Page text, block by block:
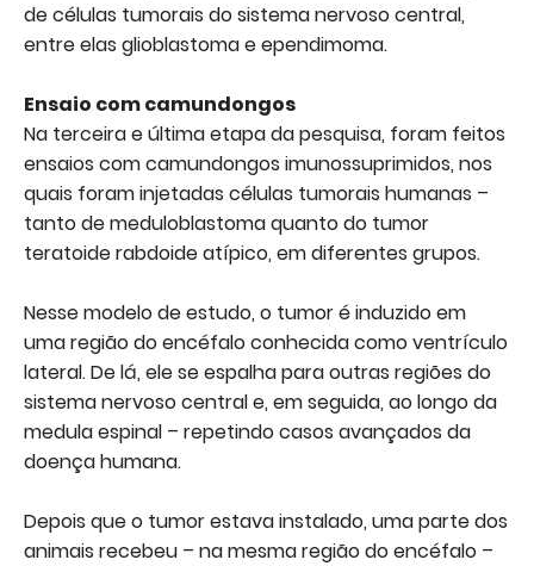
de células tumorais do sistema nervoso central,
entre elas glioblastoma e ependimoma.
Ensaio com camundongos
Na terceira e última etapa da pesquisa, foram feitos
ensaios com camundongos imunossuprimidos, nos
quais foram injetadas células tumorais humanas –
tanto de meduloblastoma quanto do tumor
teratoide rabdoide atípico, em diferentes grupos.
Nesse modelo de estudo, o tumor é induzido em
uma região do encéfalo conhecida como ventrículo
lateral. De lá, ele se espalha para outras regiões do
sistema nervoso central e, em seguida, ao longo da
medula espinal – repetindo casos avançados da
doença humana.
Depois que o tumor estava instalado, uma parte dos
animais recebeu – na mesma região do encéfalo –